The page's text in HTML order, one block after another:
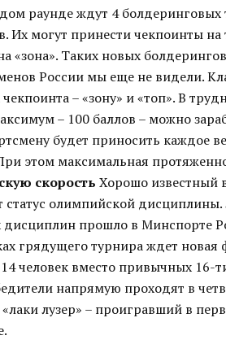
раунде ждут 4
Их могут принести чекпоинты на
«зона». Таких новых
России мы еще не видели.
– «зону» и «топ». В
– 100 баллов – можно
будет приносить каждое
этом максимальная
скорость Хорошо известный
статус олимпийской
прошло в Минспорте
грядущего турнира ждет новая
человек вместо привычных 16-
напрямую проходят в
«лаки лузер» – проигравший в